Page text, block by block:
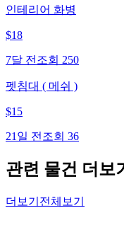
인테리어 화병
$18
7달 전 조회 250
펫침대 ( 메쉬 )
$15
21일 전 조회 36
관련 물건 더보
더보기 전체보기